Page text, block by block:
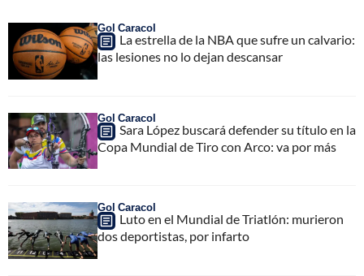
Gol Caracol
La estrella de la NBA que sufre un calvario:
las lesiones no lo dejan descansar
Gol Caracol
Sara López buscará defender su título en la
Copa Mundial de Tiro con Arco: va por más
Gol Caracol
Luto en el Mundial de Triatlón: murieron
dos deportistas, por infarto